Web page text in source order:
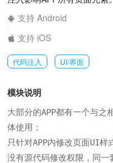
支持 Android
支持 iOS
代码注入 UI/界面
模块说明
大部分的APP都有一个与之
体使用；
只针对APP内修改页面UI样
没有源代码修改权限，同一